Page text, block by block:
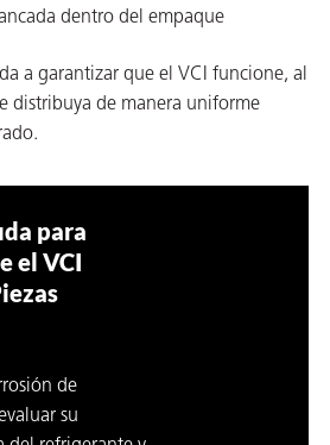
dentro del empaque
a garantizar que el VCI funcione, al
distribuya de manera uniforme
para
el VCI
de
su